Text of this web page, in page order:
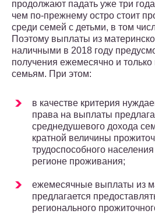
продолжают падать уже три
чем по-прежнему остро стоит
среди семей с детьми, в том
Поэтому выплаты из
наличными в 2018 году
получения ежемесячно и
семьям. При этом:
в качестве критерия
права на выплаты
среднедушевого дохода
кратной величины
трудоспособного
регионе проживания;
ежемесячные выплаты из
предлагается
регионального